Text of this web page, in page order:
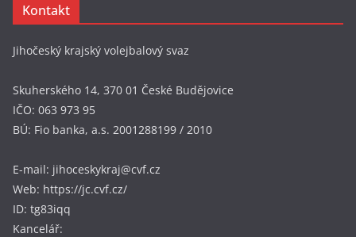
Kontakt
Jihočeský krajský volejbalový svaz
Skuherského 14, 370 01 České Budějovice
IČO: 063 973 95
BÚ: Fio banka, a.s. 2001288199 / 2010
E-mail: jihoceskykraj@cvf.cz
Web: https://jc.cvf.cz/
ID: tg83iqq
Kancelář: